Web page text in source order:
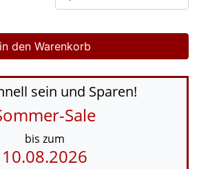
sein und Sparen!
Sale
bis zum
10.08.2026